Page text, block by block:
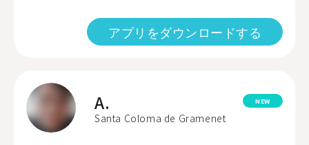
アプリをダウンロードする
A.
Santa Coloma de Gramenet
NEW